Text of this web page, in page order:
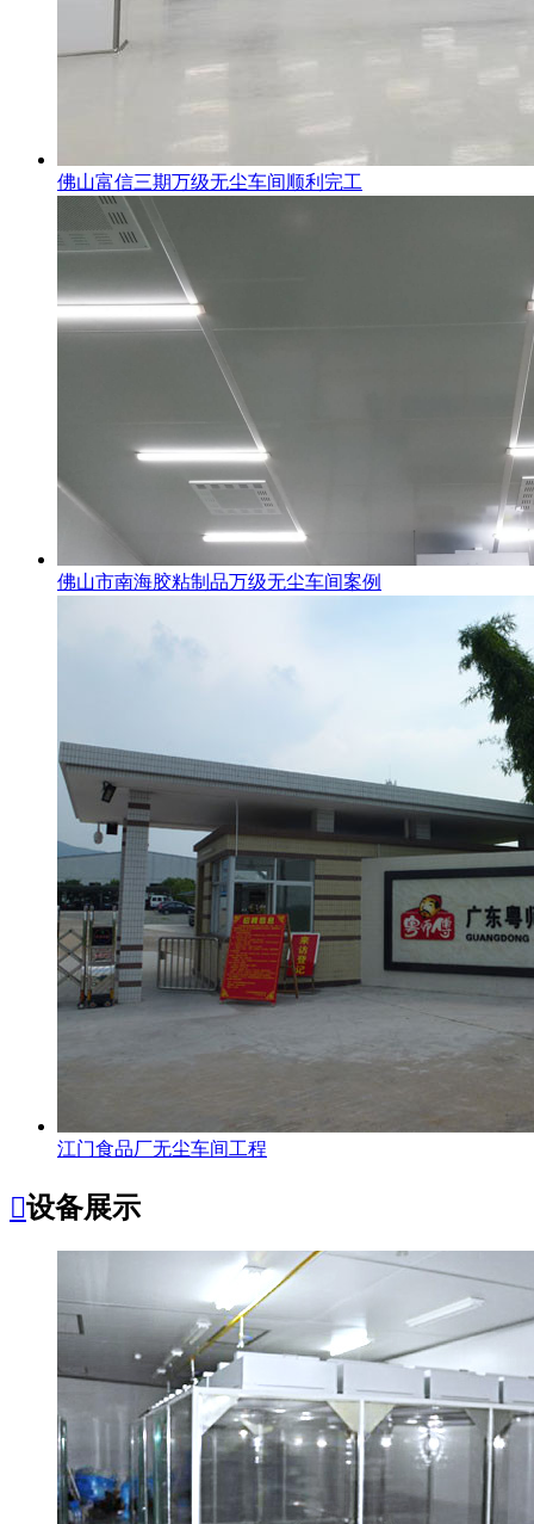
佛山富信三期万级无尘车间顺利完工
佛山市南海胶粘制品万级无尘车间案例
江门食品厂无尘车间工程
设备展示